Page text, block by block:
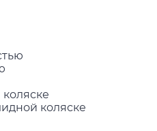
коляске